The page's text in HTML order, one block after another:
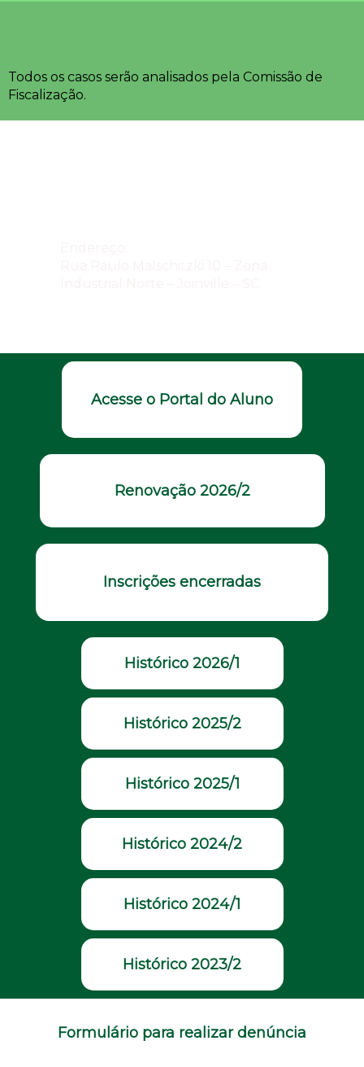
Todos os casos serão analisados pela Comissão de
Fiscalização.
Acesse o Portal do Aluno
Renovação 2026/2
Inscrições encerradas
Histórico 2026/1
Histórico 2025/2
Histórico 2025/1
Histórico 2024/2
Histórico 2024/1
Histórico 2023/2
Formulário para realizar denúncia